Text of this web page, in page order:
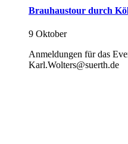
Brauhaustour durch
9 Oktober
Anmeldungen für das
Karl.Wolters@suerth.de